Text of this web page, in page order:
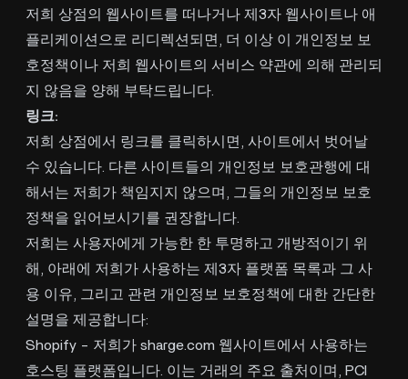
저희 상점의 웹사이트를 떠나거나 제3자 웹사이트나 애
플리케이션으로 리디렉션되면, 더 이상 이 개인정보 보
호정책이나 저희 웹사이트의 서비스 약관에 의해 관리되
지 않음을 양해 부탁드립니다.
링크:
저희 상점에서 링크를 클릭하시면, 사이트에서 벗어날
수 있습니다. 다른 사이트들의 개인정보 보호관행에 대
해서는 저희가 책임지지 않으며, 그들의 개인정보 보호
정책을 읽어보시기를 권장합니다.
저희는 사용자에게 가능한 한 투명하고 개방적이기 위
해, 아래에 저희가 사용하는 제3자 플랫폼 목록과 그 사
용 이유, 그리고 관련 개인정보 보호정책에 대한 간단한
설명을 제공합니다:
Shopify - 저희가 sharge.com 웹사이트에서 사용하는
호스팅 플랫폼입니다. 이는 거래의 주요 출처이며, PCI